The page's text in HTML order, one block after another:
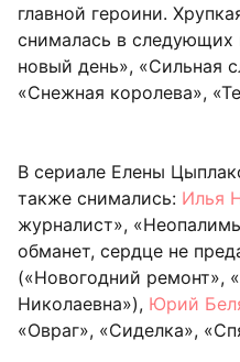
главной героини.
снималась в следующих
новый день», «Сильная
«Снежная королева»,
В сериале Елены
также снимались: Илья
журналист»,
обманет, сердце не
(«Новогодний ремонт»,
Николаевна»), Юрий
«Овраг», «Сиделка»,